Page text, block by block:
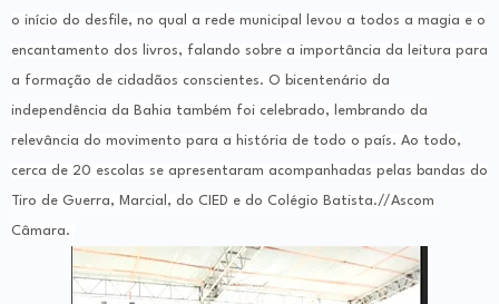
o início do desfile, no qual a rede municipal levou a todos a magia e o
encantamento dos livros, falando sobre a importância da leitura para
a formação de cidadãos conscientes. O bicentenário da
independência da Bahia também foi celebrado, lembrando da
relevância do movimento para a história de todo o país. Ao todo,
cerca de 20 escolas se apresentaram acompanhadas pelas bandas do
Tiro de Guerra, Marcial, do CIED e do Colégio Batista.//Ascom
Câmara.